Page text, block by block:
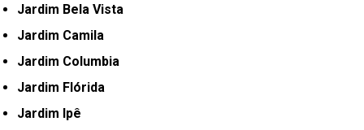
Jardim Bela Vista
Jardim Camila
Jardim Columbia
Jardim Flórida
Jardim Ipê